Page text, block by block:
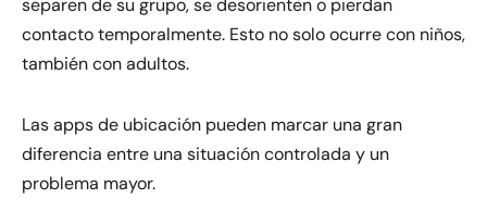
separen de su grupo, se desorienten o pierdan
contacto temporalmente. Esto no solo ocurre con niños,
también con adultos.
Las apps de ubicación pueden marcar una gran
diferencia entre una situación controlada y un
problema mayor.